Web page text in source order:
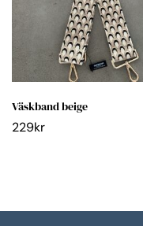
Väskband beige
229kr